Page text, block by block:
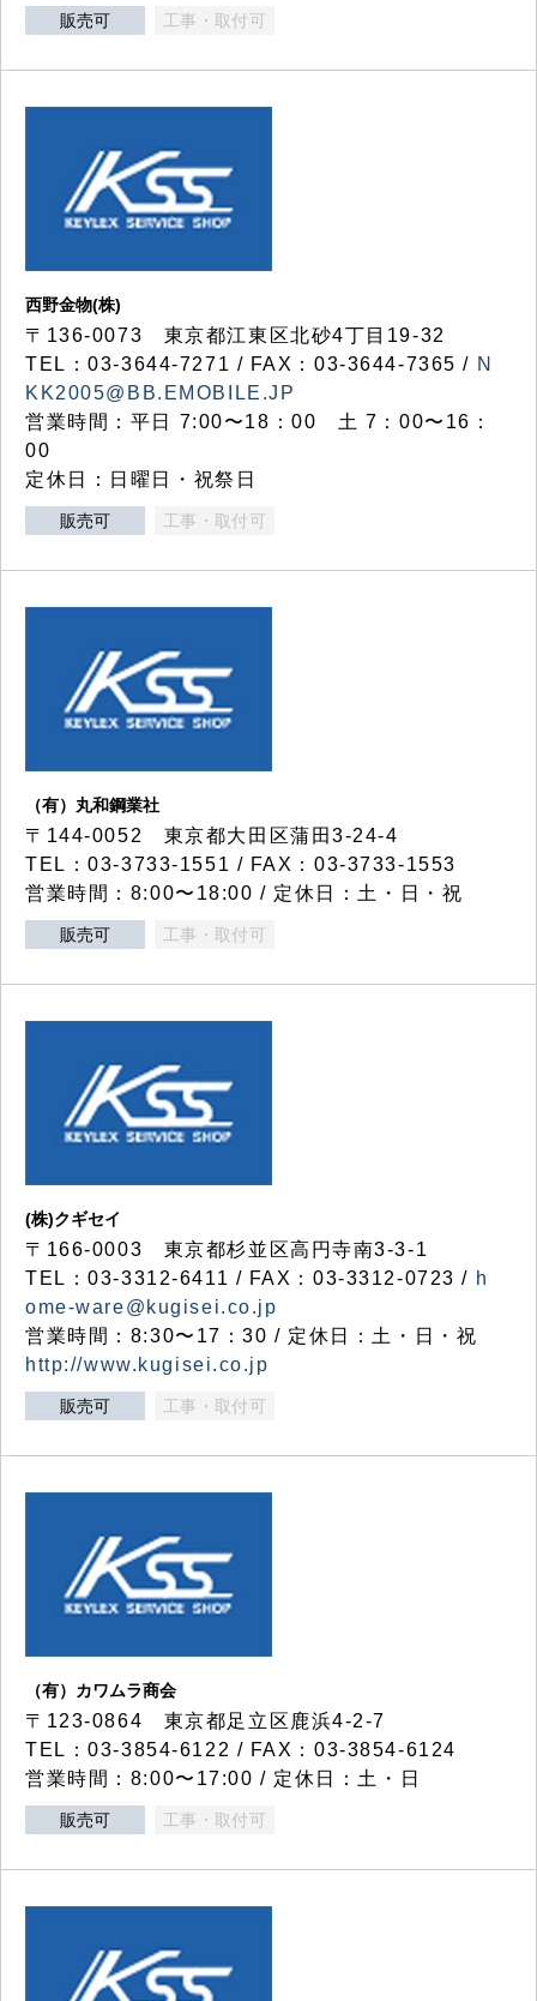
販売可 工事・取付可
西野金物(株)
〒136-0073 東京都江東区北砂4丁目19-32
TEL：03‐3644‐7271 / FAX：03-3644-7365 / N
KK2005@BB.EMOBILE.JP
営業時間：平日 7:00〜18：00 土 7：00〜16：
00
定休日：日曜日・祝祭日
販売可 工事・取付可
（有）丸和鋼業社
〒144-0052 東京都大田区蒲田3-24-4
TEL：03-3733-1551 / FAX：03-3733-1553
営業時間：8:00〜18:00 / 定休日：土・日・祝
販売可 工事・取付可
(株)クギセイ
〒166-0003 東京都杉並区高円寺南3-3-1
TEL：03-3312-6411 / FAX：03-3312-0723 / h
ome-ware@kugisei.co.jp
営業時間：8:30〜17：30 / 定休日：土・日・祝
http://www.kugisei.co.jp
販売可 工事・取付可
（有）カワムラ商会
〒123-0864 東京都足立区鹿浜4-2-7
TEL：03-3854-6122 / FAX：03-3854-6124
営業時間：8:00〜17:00 / 定休日：土・日
販売可 工事・取付可